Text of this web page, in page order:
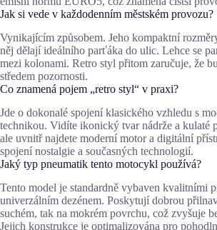
Jak si vede v každodenním městském provozu?
Vynikajícím způsobem. Jeho kompaktní
něj dělají ideálního parťáka do ulic. Lehce se
mezi kolonami. Retro styl přitom zaručuje, že
středem pozornosti.
Co znamená pojem „retro styl“ v praxi?
Jde o dokonalé spojení klasického vzhledu s
technikou. Vidíte ikonický tvar nádrže a kulaté
ale uvnitř najdete moderní motor a digitální
spojení nostalgie a současných technologií.
Jaký typ pneumatik tento motocykl používá?
Tento model je standardně vybaven kvalitními
univerzálním dezénem. Poskytují dobrou
suchém, tak na mokrém povrchu, což zvyšuje
Jejich konstrukce je optimalizována pro